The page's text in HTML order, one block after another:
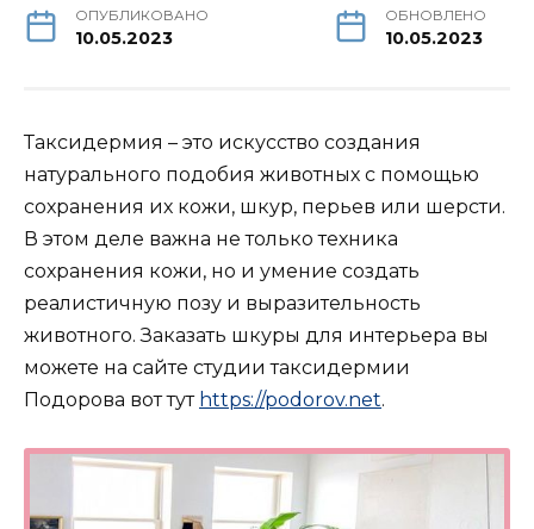
ОПУБЛИКОВАНО
10.05.2023
ОБНОВЛЕНО
10.05.2023
Таксидермия – это искусство создания
натурального подобия животных с помощью
сохранения их кожи, шкур, перьев или шерсти.
В этом деле важна не только техника
сохранения кожи, но и умение создать
реалистичную позу и выразительность
животного. Заказать шкуры для интерьера вы
можете на сайте студии таксидермии
Подорова вот тут https://podorov.net.